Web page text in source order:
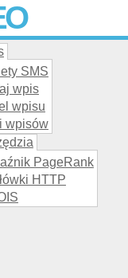
–
darmo!
SMS
wpis
wpisu
wpisów
PageRank
HTTP